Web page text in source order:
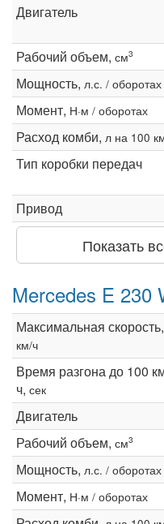
Двигатель
Рабочий объем, см3
Мощность, л.с. / оборотах
Момент, Н·м / оборотах
Расход комби, л на 100
Тип коробки передач
Привод
Показать
Mercedes E 230
Максимальная скорость,
км/ч
Время разгона до 100
ч, сек
Двигатель
Рабочий объем, см3
Мощность, л.с. / оборотах
Момент, Н·м / оборотах